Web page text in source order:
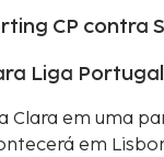
CP contra
Liga
em uma
em